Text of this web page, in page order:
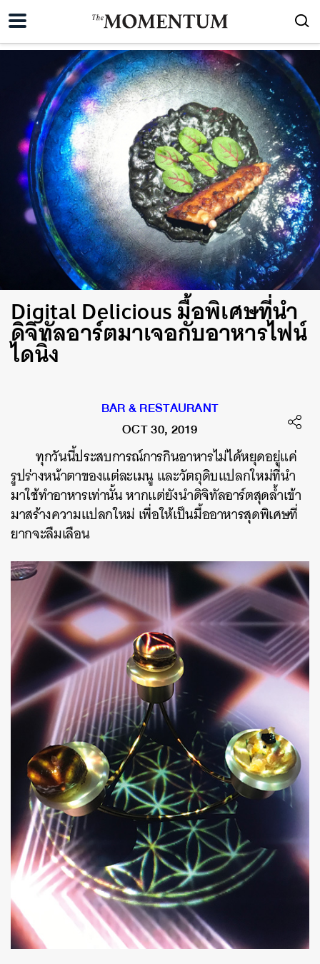
Digital Delicious มื้อพิเศษที่นำ
ดิจิทัลอาร์ตมาเจอกับอาหารไฟน์
ไดนิ่ง
BAR & RESTAURANT
OCT 30, 2019
ทุกวันนี้ประสบการณ์การกินอาหารไม่ได้หยุดอยู่แค่
รูปร่างหน้าตาของแต่ละเมนู และวัตถุดิบแปลกใหม่ที่นำ
มาใช้ทำอาหารเท่านั้น หากแต่ยังนำดิจิทัลอาร์ตสุดล้ำเข้า
มาสร้างความแปลกใหม่ เพื่อให้เป็นมื้ออาหารสุดพิเศษที่
ยากจะลืมเลือน